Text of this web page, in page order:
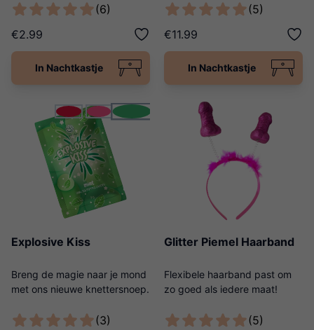
(6)
€2.99
In Nachtkastje
(5)
€11.99
In Nachtkastje
rood rozegroen
Explosive Kiss
Breng de magie naar je mond
met ons nieuwe knettersnoep.
(3)
Glitter Piemel Haarband
Flexibele haarband past om
zo goed als iedere maat!
(5)